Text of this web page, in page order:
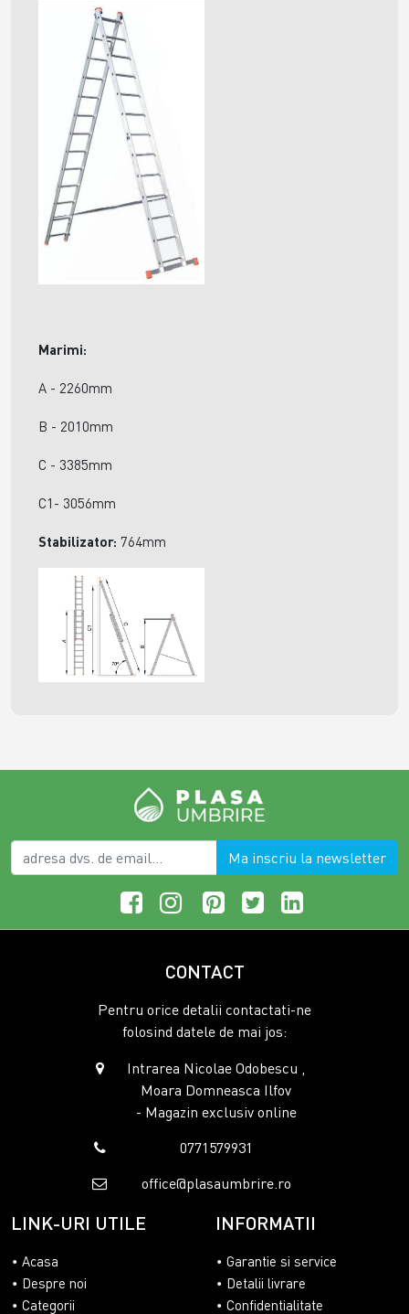
Marimi:
A - 2260mm
B - 2010mm
C - 3385mm
C1- 3056mm
Stabilizator: 764mm
Ma inscriu la newsletter
CONTACT
Pentru orice detalii contactati-ne
folosind datele de mai jos:
Intrarea Nicolae Odobescu ,
Moara Domneasca Ilfov
- Magazin exclusiv online
0771579931
office@plasaumbrire.ro
LINK-URI UTILE
Acasa
Despre noi
Categorii
INFORMATII
Garantie si service
Detalii livrare
Confidentialitate